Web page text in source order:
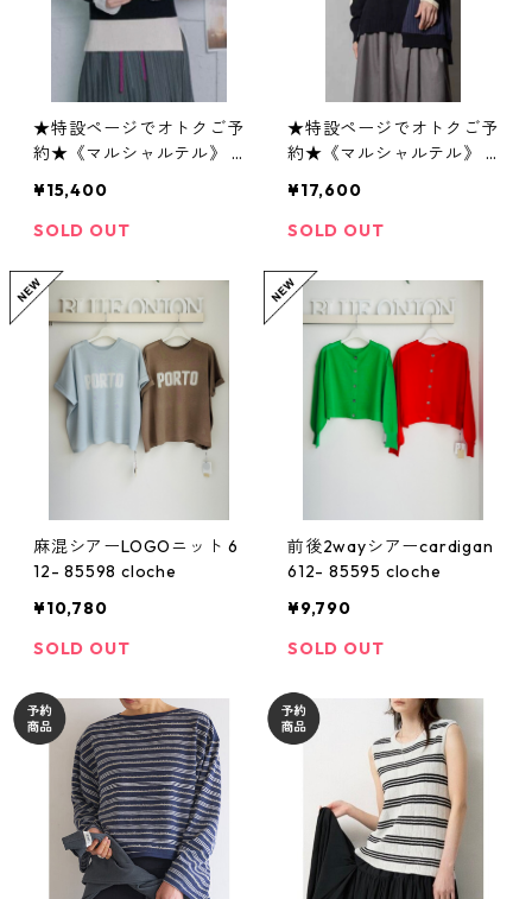
★特設ページでオトクご予
約★《マルシャルテル》 C
264 KN 315 marechal ter
re 2609
¥15,400
SOLD OUT
★特設ページでオトクご予
約★《マルシャルテル》 K
T 264 KN 321 marechal t
erre 2609
¥17,600
SOLD OUT
麻混シアーLOGOニット 6
12- 85598 cloche
¥10,780
SOLD OUT
前後2wayシアーcardigan
612- 85595 cloche
¥9,790
SOLD OUT